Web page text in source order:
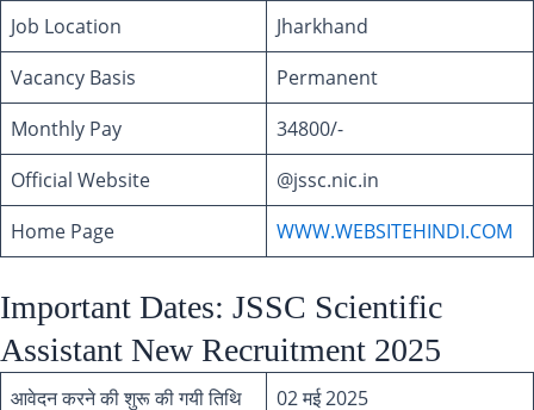
Job Location
Jharkhand
Vacancy Basis
Permanent
Monthly Pay
34800/-
Official Website
@jssc.nic.in
Home Page
WWW.WEBSITEHINDI.COM
Important Dates: JSSC Scientific
Assistant New Recruitment 2025
आवेदन करने की शुरू की गयी तिथि
02 मई 2025